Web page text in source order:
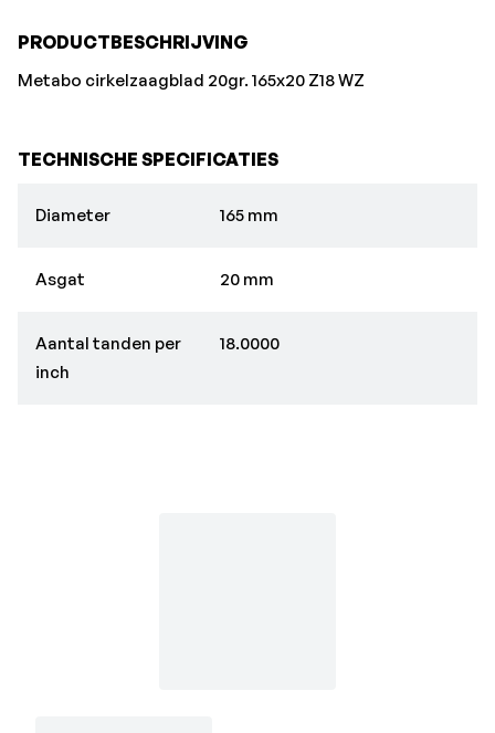
PRODUCTBESCHRIJVING
Metabo cirkelzaagblad 20gr. 165x20 Z18 WZ
TECHNISCHE SPECIFICATIES
Diameter 165 mm
Asgat 20 mm
Aantal tanden per
inch
18.0000